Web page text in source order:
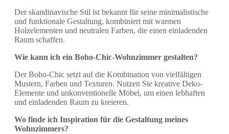
Der skandinavische Stil ist bekannt für seine minimalistische
und funktionale Gestaltung, kombiniert mit warmen
Holzelementen und neutralen Farben, die einen einladenden
Raum schaffen.
Wie kann ich ein Boho-Chic-Wohnzimmer gestalten?
Der Boho-Chic setzt auf die Kombination von vielfältigen
Mustern, Farben und Texturen. Nutzen Sie kreative Deko-
Elemente und unkonventionelle Möbel, um einen lebhaften
und einladenden Raum zu kreieren.
Wo finde ich Inspiration für die Gestaltung meines
Wohnzimmers?